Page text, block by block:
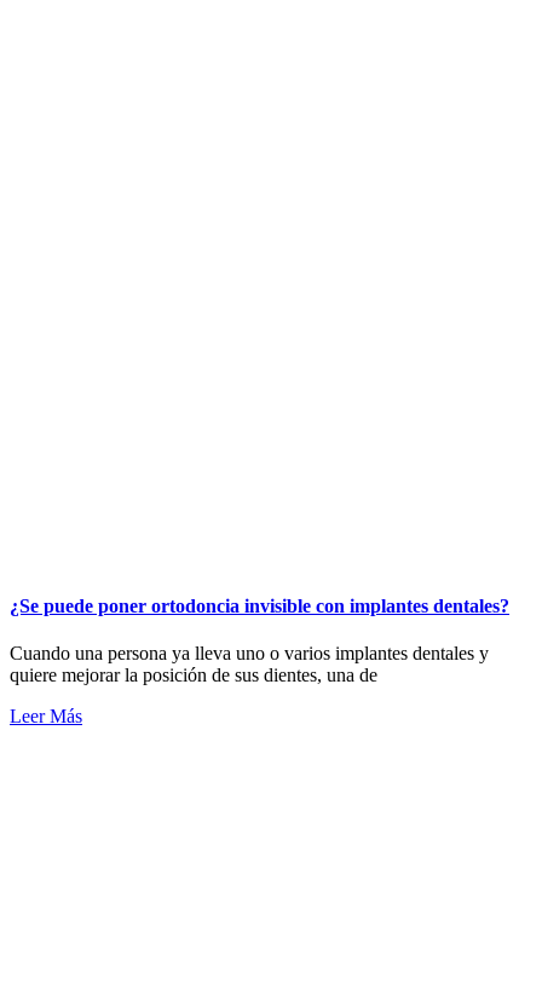
¿Se puede poner ortodoncia invisible con implantes dentales?
Cuando una persona ya lleva uno o varios implantes dentales y
quiere mejorar la posición de sus dientes, una de
Leer Más